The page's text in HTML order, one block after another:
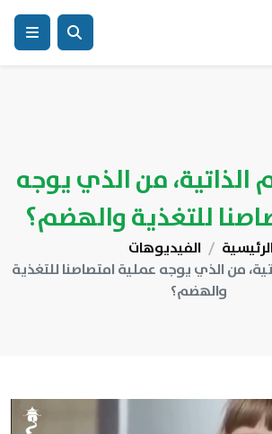
الذاتية، من الذي يوجه
للتغذية والهضم؟
الفيديوهات
من الذي يوجه عملية امتصاصنا للتغذية
والهضم؟ ​​